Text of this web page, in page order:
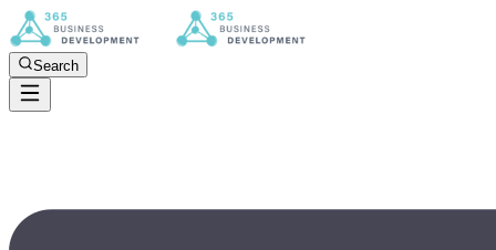
Search